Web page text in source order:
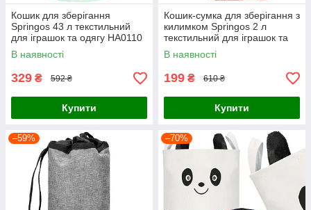
Кошик для зберігання
Springos 43 л текстильний
для іграшок та одягу HA0110
В наявності
329 ₴ 592 ₴
Купити
Кошик-сумка для зберігання з
килимком Springos 2 л
текстильний для іграшок та
аксесуарів HA0131
В наявності
199 ₴ 610 ₴
Купити
–59% –70%